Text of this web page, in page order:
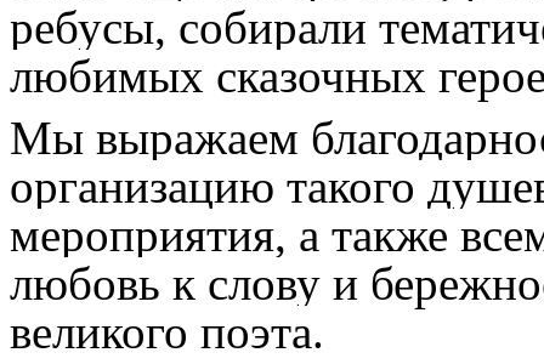
ребусы, собирали
любимых сказочных
Мы выражаем
организацию такого
мероприятия, а также
любовь к слову и
великого поэта.